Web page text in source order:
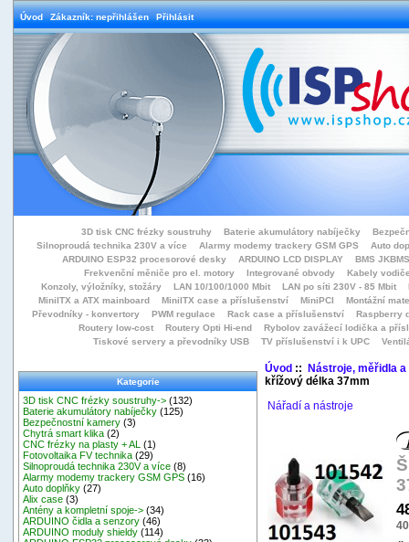
Úvod Zákazník: nepřihlášen Přihlásit
3D tisk CNC frézky soustruhy Baterie akumulátory nabíječky
Silnoproudá technika 230V a více
Alarmy modemy trackery GSM GPS
Auto
ARDUINO ESP32 procesorové desky
ARDUINO LCD DISPLAY
BMS
Frekvenční měniče pro el. motory
Integrované obvody
Kabely
Konzoly, výložníky, stožáry
LAN 10/100/1000 Mbit LAN po síti 230V - 85 Mbit
MiniITX a ATX mainboard
MiniITX case a příslušenství MiniPCI
Montážní
Převodníky - konvertory
PWM regulace Rack case a příslušenství
Raspberry
Routery low-cost
Routery Opti Hi-end
Rybolov zavážecí lodička a přísl
Tiskové servery a převodníky USB
TV příslušenství i k UPC
Kategorie
3D tisk CNC frézky soustruhy-> (132)
Baterie akumulátory nabíječky (125)
Bezpečnostní kamery (3)
Chytrá smart klika (2)
CNC frézky na plasty + AL
(1)
Fotovoltaika FV technika (29)
Silnoproudá technika 230V a více (8)
Alarmy modemy trackery GSM GPS (16)
Auto doplňky (27)
Alix case (3)
Antény a kompletní spoje-> (34)
ARDUINO čidla a senzory (46)
ARDUINO moduly shieldy (114)
Úvod:: Nástroje, měřidla a
křížový délka 37mm
Nářadí a nástroje